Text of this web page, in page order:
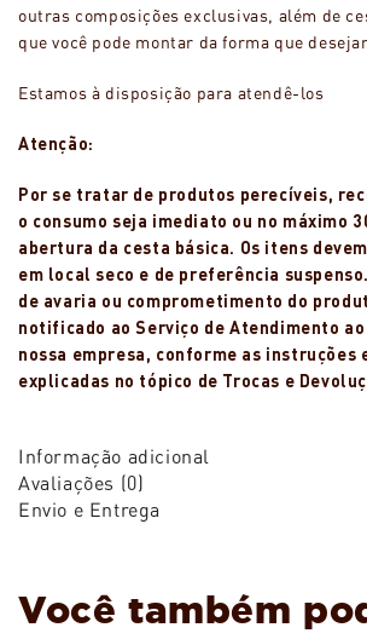
outras composições exclusivas, além de
que você pode montar da forma que desejar.
Estamos à disposição para atendê-los
Atenção:
Por se tratar de produtos perecíveis,
o consumo seja imediato ou no máximo
abertura da cesta básica. Os itens
em local seco e de preferência
de avaria ou comprometimento do
notificado ao Serviço de Atendimento ao
nossa empresa, conforme as instruções
explicadas no tópico de Trocas e
Informação adicional
Avaliações (0)
Envio e Entrega
Você também